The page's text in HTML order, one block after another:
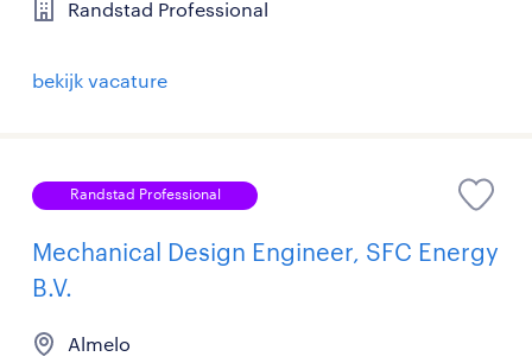
Randstad Professional
bekijk vacature
Randstad Professional
Mechanical Design Engineer, SFC Energy
B.V.
Almelo